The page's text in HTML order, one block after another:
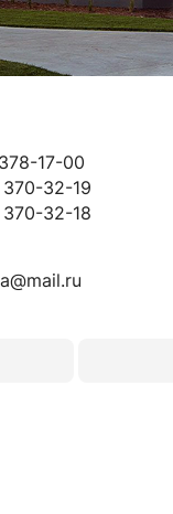
17-00
32-19
32-18